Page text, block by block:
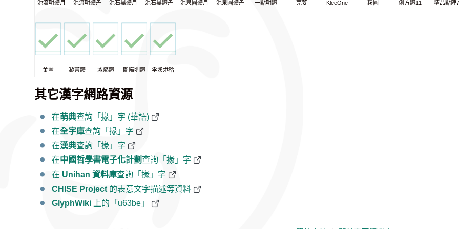
源流明體月 源流明體丹 源石黑體月 源石黑體丹 源泉圓體月 源泉圓體丹 一點明體 芫荽 KleeOne 粉圓 俐方體11 精品點陣7
金萱 凝書體 激燃體 蘭陽明體 李漢港楷
其它漢字網路資源
在萌典查詢「掾」字 (華語)
在全字庫查詢「掾」字
在漢典查詢「掾」字
在中國哲學書電子化計劃 查詢「掾」字
在 Unihan 資料庫查詢「掾」字
CHISE Project 的表意文字描述等資料
GlyphWiki 上的「u63be」